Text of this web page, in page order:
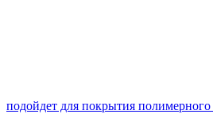
подойдет для покрытия полимерного